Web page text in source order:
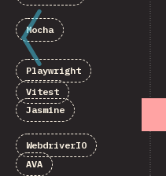
Mocha
Playwright
Vitest
Jasmine
WebdriverIO
AVA